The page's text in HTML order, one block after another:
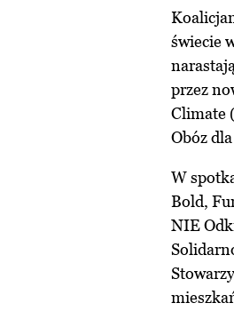
świecie
przez
Climate
Obóz
W
Bold,
NIE